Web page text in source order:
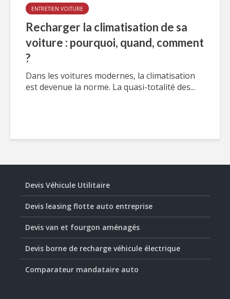
ENTRETIEN VOITURE
Recharger la climatisation de sa
voiture : pourquoi, quand, comment
?
Dans les voitures modernes, la climatisation
est devenue la norme. La quasi-totalité des...
Devis Véhicule Utilitaire
Devis leasing flotte auto entreprise
Devis van et fourgon aménagés
Devis borne de recharge véhicule électrique
Comparateur mandataire auto